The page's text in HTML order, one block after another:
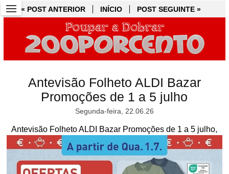
« POST ANTERIOR INÍCIO POST SEGUINTE »
Antevisão Folheto ALDI Bazar
Promoções de 1 a 5 julho
Segunda-feira, 22.06.26
Antevisão Folheto ALDI Bazar Promoções de 1 a 5 julho,
« POST ANTERIOR INÍCIO POST SEGUINTE »